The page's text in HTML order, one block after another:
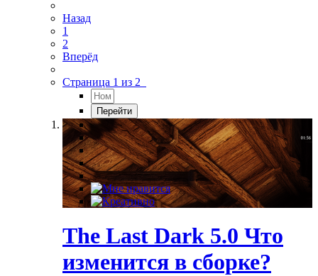
Назад
1
2
Вперёд
Страница 1 из 2
The Last Dark 5.0 Что
изменится в сборке?